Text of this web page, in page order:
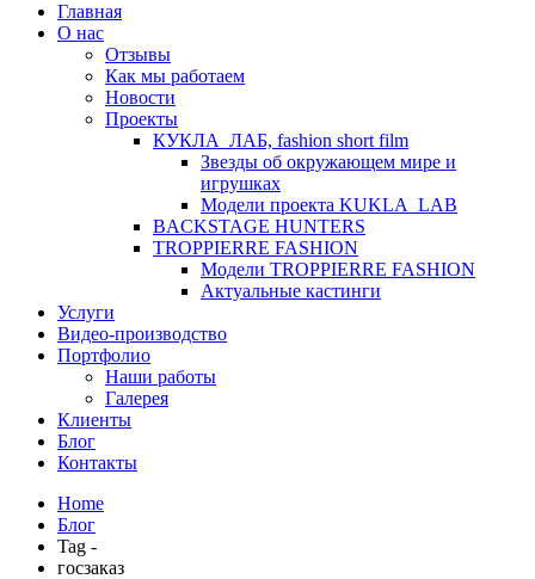
Главная
О нас
Отзывы
Как мы работаем
Новости
Проекты
КУКЛА_ЛАБ, fashion short film
Звезды об окружающем мире и
игрушках
Модели проекта KUKLA_LAB
BACKSTAGE HUNTERS
TROPPIERRE FASHION
Модели TROPPIERRE FASHION
Актуальные кастинги
Услуги
Видео-производство
Портфолио
Наши работы
Галерея
Клиенты
Блог
Контакты
Home
Блог
Tag -
госзаказ